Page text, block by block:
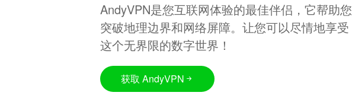
AndyVPN是您互联网体验的最佳伴侣，它帮助您
突破地理边界和网络屏障。让您可以尽情地享受
这个无界限的数字世界！
获取 AndyVPN